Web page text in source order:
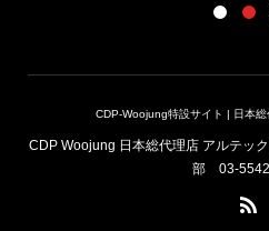
CDP-Woojung特設サイト | 日本
CDP Woojung 日本総代理店 アルテッ
部 03-